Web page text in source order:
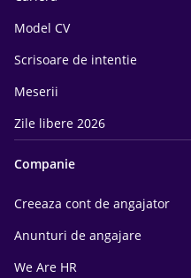
Model CV
Scrisoare de intentie
Meserii
Zile libere 2026
Companie
Creeaza cont de angajator
Anunturi de angajare
We Are HR